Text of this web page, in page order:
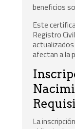
beneficios
Este
Registro
afectan a la
La